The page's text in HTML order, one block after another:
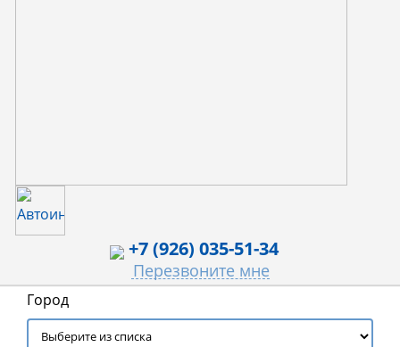
+7 (926) 035-51-34
Перезвоните мне
Округ
Город